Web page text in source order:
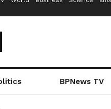
BPNews TV